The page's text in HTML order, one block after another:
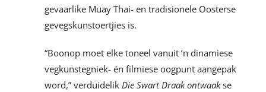
gevaarlike Muay Thai- en tradisionele Oosterse
gevegskunstoertjies is.
“Boonop moet elke toneel vanuit ’n dinamiese
vegkunstegniek- én filmiese oogpunt aangepak
word,” verduidelik Die Swart Draak ontwaakse